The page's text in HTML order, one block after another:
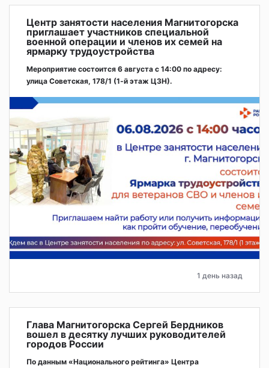
Центр занятости населения Магнитогорска
приглашает участников специальной
военной операции и членов их семей на
ярмарку трудоустройства
Мероприятие состоится 6 августа с 14:00 по адресу:
улица Советская, 178/1 (1‑й этаж ЦЗН).
1 день назад
Глава Магнитогорска Сергей Бердников
вошел в десятку лучших руководителей
городов России
По данным «Национального рейтинга» Центра